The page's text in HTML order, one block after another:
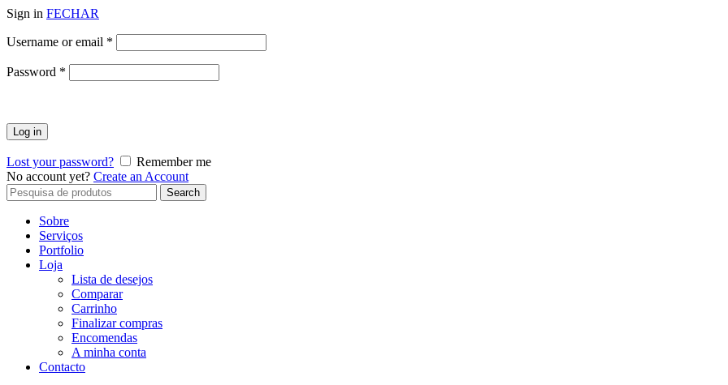
Sign in FECHAR
Username or email *
Password *
Log in
Lost your password?
Remember me
No account yet? Create an Account
Search
for:
Search
Sobre
Serviços
Portfolio
Loja
Lista de desejos
Comparar
Carrinho
Finalizar compras
Encomendas
A minha conta
Contacto